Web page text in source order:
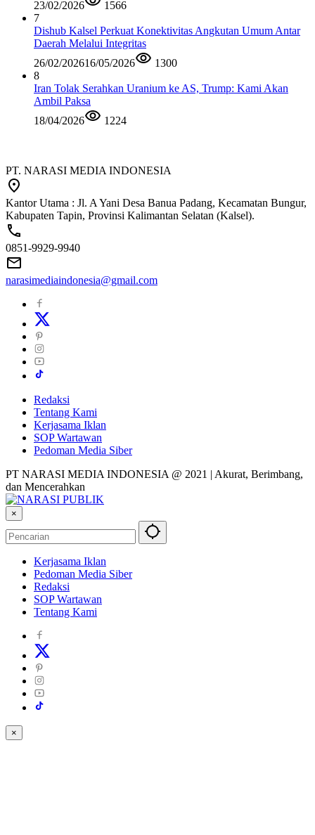
23/02/2026
1566
7
Dishub Kalsel Perkuat Konektivitas Angkutan Umum Antar
Daerah Melalui Integritas
26/02/202616/05/2026
1300
8
Iran Tolak Serahkan Uranium ke AS, Trump: Kami Akan
Ambil Paksa
18/04/2026
1224
PT. NARASI MEDIA INDONESIA
Kantor Utama : Jl. A Yani Desa Banua Padang, Kecamatan Bungur,
Kabupaten Tapin, Provinsi Kalimantan Selatan (Kalsel).
0851-9929-9940
narasimediaindonesia@gmail.com
Redaksi
Tentang Kami
Kerjasama Iklan
SOP Wartawan
Pedoman Media Siber
PT NARASI MEDIA INDONESIA @ 2021 | Akurat, Berimbang,
dan Mencerahkan
×
Kerjasama Iklan
Pedoman Media Siber
Redaksi
SOP Wartawan
Tentang Kami
×